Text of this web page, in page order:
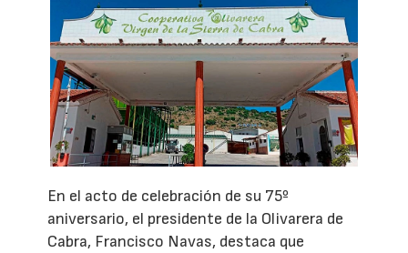
En el acto de celebración de su 75º
aniversario, el presidente de la Olivarera de
Cabra, Francisco Navas, destaca que